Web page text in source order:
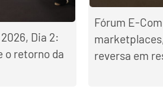
Dia 2:
o retorno da
Fórum E-
reversa em